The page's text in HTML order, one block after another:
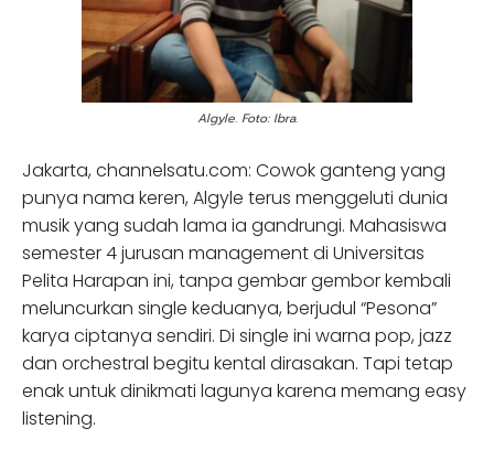
Algyle. Foto: Ibra.
Jakarta, channelsatu.com: Cowok ganteng yang
punya nama keren, Algyle terus menggeluti dunia
musik yang sudah lama ia gandrungi. Mahasiswa
semester 4 jurusan management di Universitas
Pelita Harapan ini, tanpa gembar gembor kembali
meluncurkan single keduanya, berjudul “Pesona”
karya ciptanya sendiri. Di single ini warna pop, jazz
dan orchestral begitu kental dirasakan. Tapi tetap
enak untuk dinikmati lagunya karena memang easy
listening.